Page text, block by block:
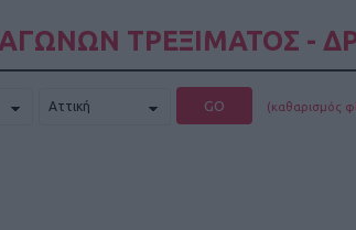
ΤΡΕΞΙΜΑΤΟΣ -
GO (καθαρισμός